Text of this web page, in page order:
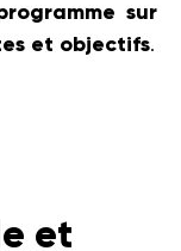
sur
et objectifs.
et